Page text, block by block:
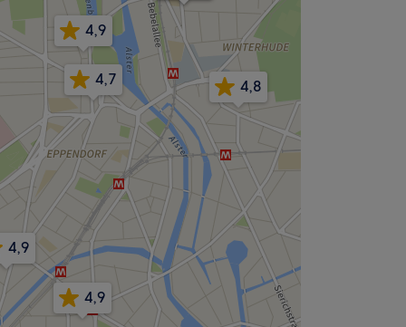
4,9
4,9
4,7 4,8
4,9